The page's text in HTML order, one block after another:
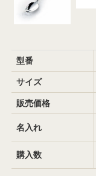
型番
サイズ
販売価格
名入れ
購入数